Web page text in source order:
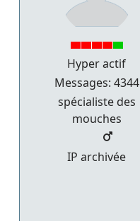
Hyper actif
Messages: 4344
spécialiste des
mouches
IP archivée